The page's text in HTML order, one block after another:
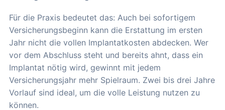
Für die Praxis bedeutet das: Auch bei sofortigem
Versicherungsbeginn kann die Erstattung im ersten
Jahr nicht die vollen Implantatkosten abdecken. Wer
vor dem Abschluss steht und bereits ahnt, dass ein
Implantat nötig wird, gewinnt mit jedem
Versicherungsjahr mehr Spielraum. Zwei bis drei Jahre
Vorlauf sind ideal, um die volle Leistung nutzen zu
können.